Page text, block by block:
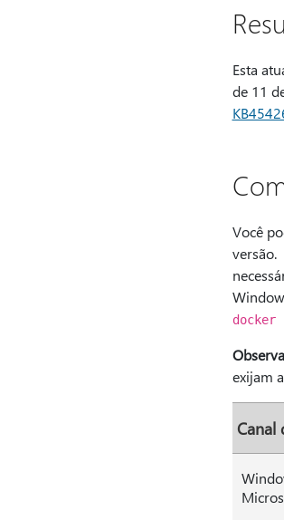
Esta
de 11
Você
versão.
docker
exijam
Canal